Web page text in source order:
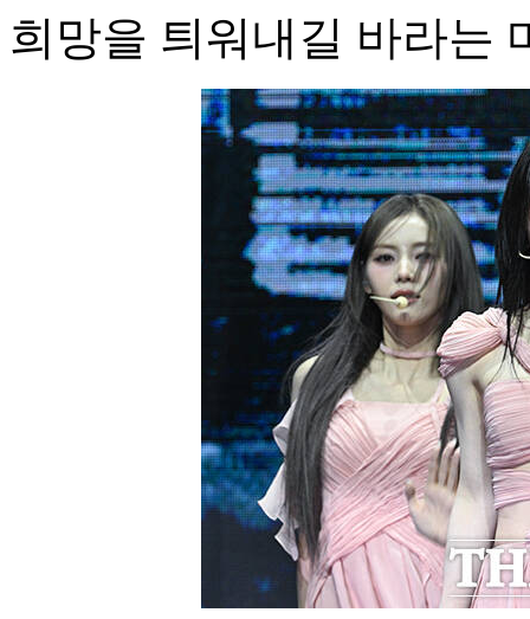
희망을 틔워내길 바라는